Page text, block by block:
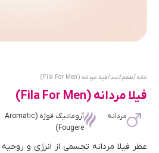
خانه/طعم/تند/ فیلا مردانه (Fila For Men)
فیلا مردانه (Fila For Men)
مردانه
آروماتیک فوژه (Aromatic
Fougere)
عطر فیلا مردانه تجسمی از انرژی و